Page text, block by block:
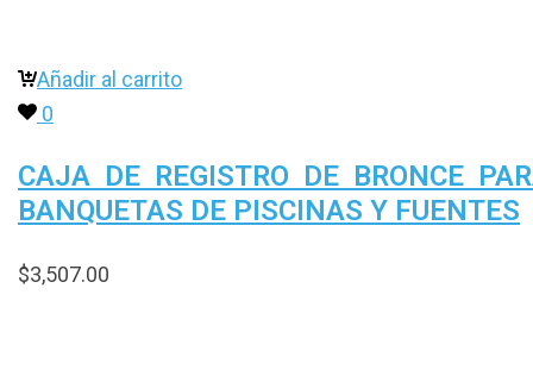
Añadir al carrito
0
CAJA DE REGISTRO DE BRONCE
BANQUETAS DE PISCINAS Y FUENTES
$3,507.00